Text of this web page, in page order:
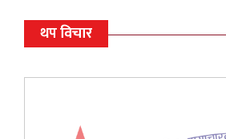
थप विचार